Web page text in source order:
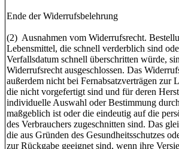
Ende der Widerrufsbelehrung
(2) Ausnahmen vom Widerrufsrecht.
Lebensmittel, die schnell verderblich sind
Verfallsdatum schnell überschritten würde,
Widerrufsrecht ausgeschlossen. Das
außerdem nicht bei Fernabsatzverträgen zur
die nicht vorgefertigt sind und für deren
individuelle Auswahl oder Bestimmung
maßgeblich ist oder die eindeutig auf die
des Verbrauchers zugeschnitten sind. Das
die aus Gründen des Gesundheitsschutzes
zur Rückgabe geeignet sind, wenn ihre